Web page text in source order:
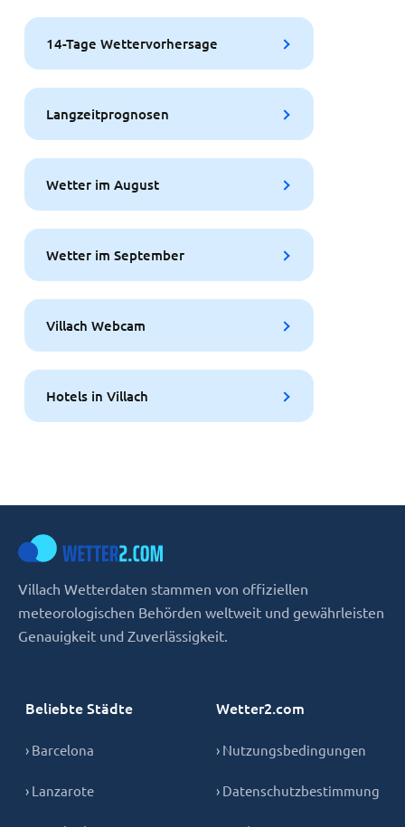
14-Tage Wettervorhersage
Langzeitprognosen
Wetter im August
Wetter im September
Villach Webcam
Hotels in Villach
Villach Wetterdaten stammen von offiziellen
meteorologischen Behörden weltweit und gewährleisten
Genauigkeit und Zuverlässigkeit.
Beliebte Städte
› Barcelona
› Lanzarote
Wetter2.com
› Nutzungsbedingungen
› Datenschutzbestimmung